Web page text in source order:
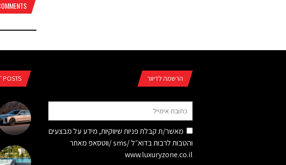
POSTS הרשמה לדיוור
מאשר/ת קבלת פניות שיווקיות, מידע על מבצעים
והטבות לרבות בדוא״ל /sms /ווטסאפ מאתר
www.luxuryzone.co.il